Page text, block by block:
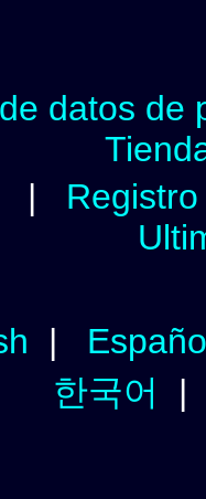
datos de
|
|
한국어